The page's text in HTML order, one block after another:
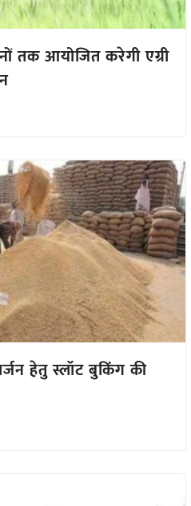
तक आयोजित करेगी एग्री
हेतु स्लॉट बुकिंग की